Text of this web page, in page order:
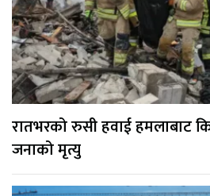
रातभरको रुसी हवाई हमलाबाट
जनाको मृत्यु